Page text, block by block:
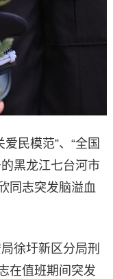
民模范”、“全国
黑龙江七台河市
同志突发脑溢血
徐圩新区分局刑
在值班期间突发